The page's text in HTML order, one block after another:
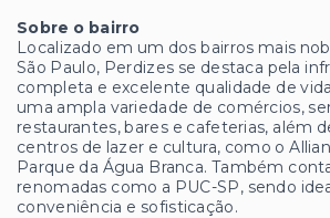
Sobre o bairro
Localizado em um dos bairros mais
São Paulo, Perdizes se destaca pela
completa e excelente qualidade de
uma ampla variedade de comércios,
restaurantes, bares e cafeterias, além
centros de lazer e cultura, como o
Parque da Água Branca. Também
renomadas como a PUC-SP, sendo
conveniência e sofisticação.